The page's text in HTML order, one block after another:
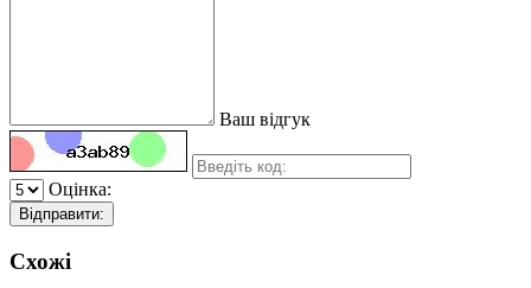
Ваш відгук
Оцінка:
Відправити:
Схожі